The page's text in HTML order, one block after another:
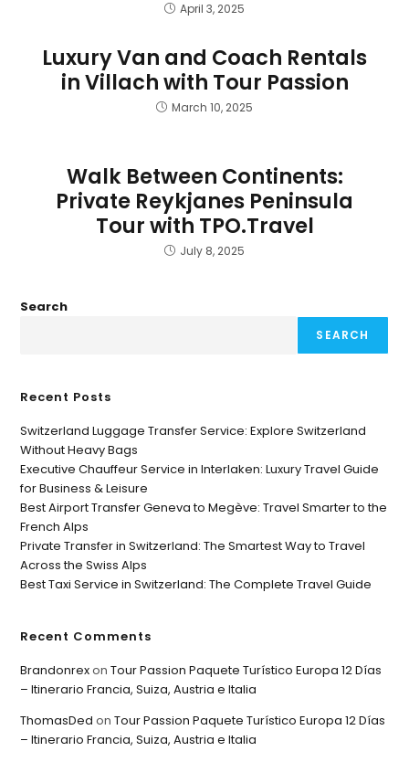
April 3, 2025
Luxury Van and Coach Rentals
in Villach with Tour Passion
March 10, 2025
Walk Between Continents:
Private Reykjanes Peninsula
Tour with TPO.Travel
July 8, 2025
Search
SEARCH
Recent Posts
Switzerland Luggage Transfer Service: Explore Switzerland
Without Heavy Bags
Executive Chauffeur Service in Interlaken: Luxury Travel Guide
for Business & Leisure
Best Airport Transfer Geneva to Megève: Travel Smarter to the
French Alps
Private Transfer in Switzerland: The Smartest Way to Travel
Across the Swiss Alps
Best Taxi Service in Switzerland: The Complete Travel Guide
Recent Comments
BrandonrexonTour Passion Paquete Turístico Europa 12 Días
– Itinerario Francia, Suiza, Austria e Italia
ThomasDed onTour Passion Paquete Turístico Europa 12 Días
– Itinerario Francia, Suiza, Austria e Italia